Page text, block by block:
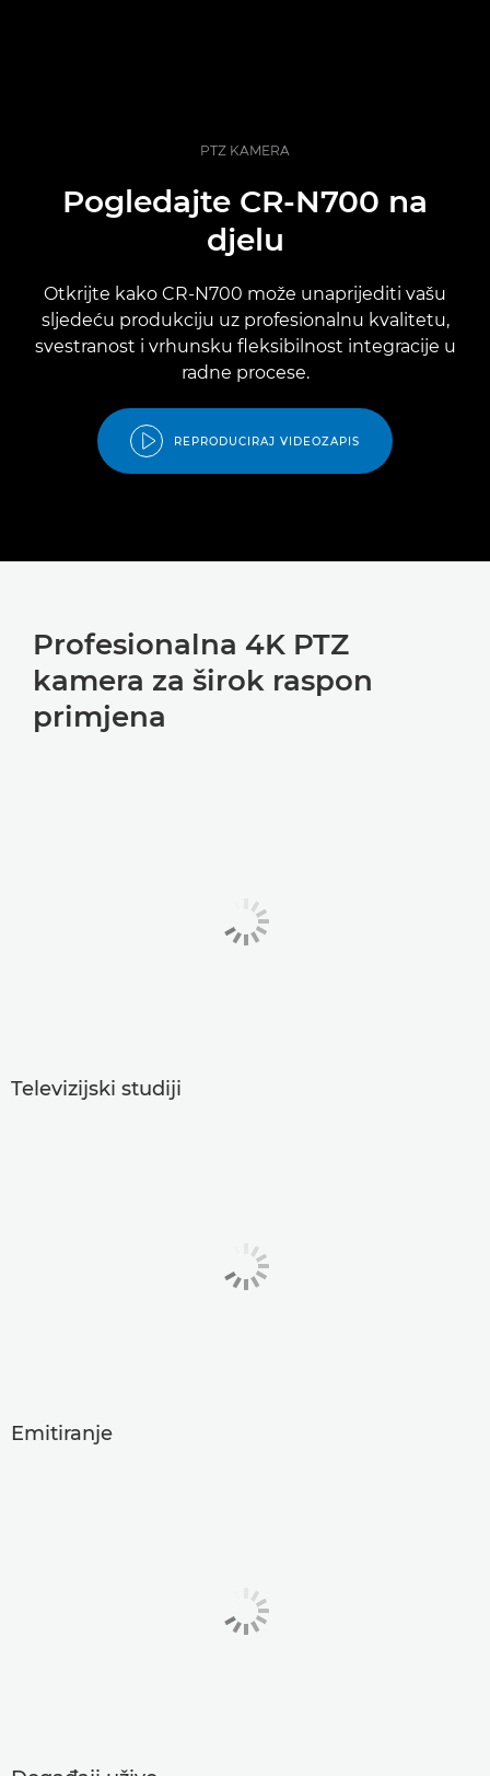
PTZ KAMERA
Pogledajte CR-N700 na
djelu
Otkrijte kako CR-N700 može unaprijediti vašu
sljedeću produkciju uz profesionalnu kvalitetu,
svestranost i vrhunsku fleksibilnost integracije u
radne procese.
REPRODUCIRAJ VIDEOZAPIS
Profesionalna 4K PTZ
kamera za širok raspon
primjena
Televizijski studiji
Emitiranje